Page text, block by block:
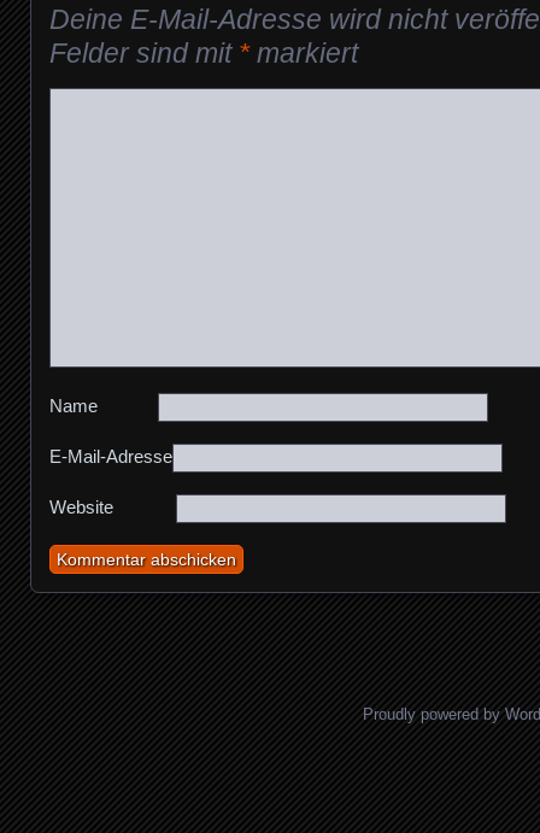
Deine E-Mail-Adresse wird nicht
Felder sind mit *markiert
Name
E-Mail-Adresse
Website
Proudly powered by